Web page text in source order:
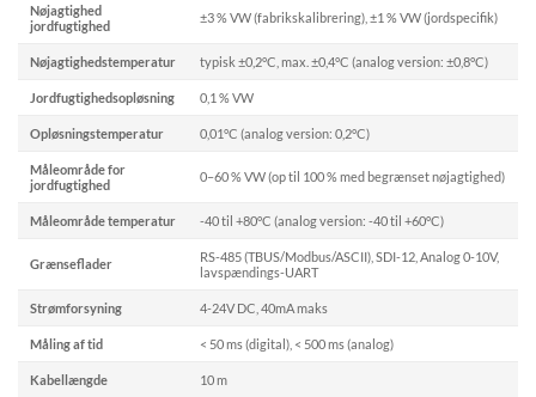
Nøjagtighed
jordfugtighed
±3 % VW (fabrikskalibrering), ±1 % VW (jordspecifik)
Nøjagtighedstemperatur typisk ±0,2°C, max. ±0,4°C (analog version: ±0,8°C)
Jordfugtighedsopløsning 0,1 % VW
Opløsningstemperatur 0,01°C (analog version: 0,2°C)
Måleområde for
jordfugtighed
0–60 % VW (op til 100 % med begrænset nøjagtighed)
Måleområde temperatur -40 til +80°C (analog version: -40 til +60°C)
Grænseflader
RS-485 (TBUS/Modbus/ASCII), SDI-12, Analog 0-10V,
lavspændings-UART
Strømforsyning 4-24V DC, 40mA maks
Måling af tid < 50 ms (digital), < 500 ms (analog)
Kabellængde 10 m